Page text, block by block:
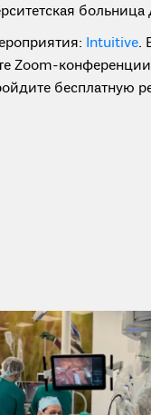
Intuitive.
Zoom-
бесплатную